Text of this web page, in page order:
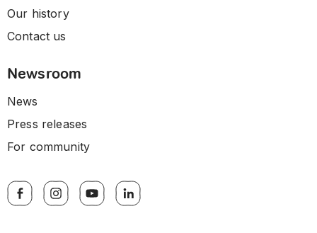
Our history
Contact us
Newsroom
News
Press releases
For community